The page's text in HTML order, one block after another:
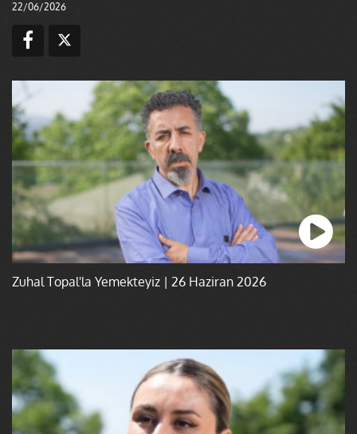
22/06/2026
Zuhal Topal'la Yemekteyiz | 26 Haziran 2026